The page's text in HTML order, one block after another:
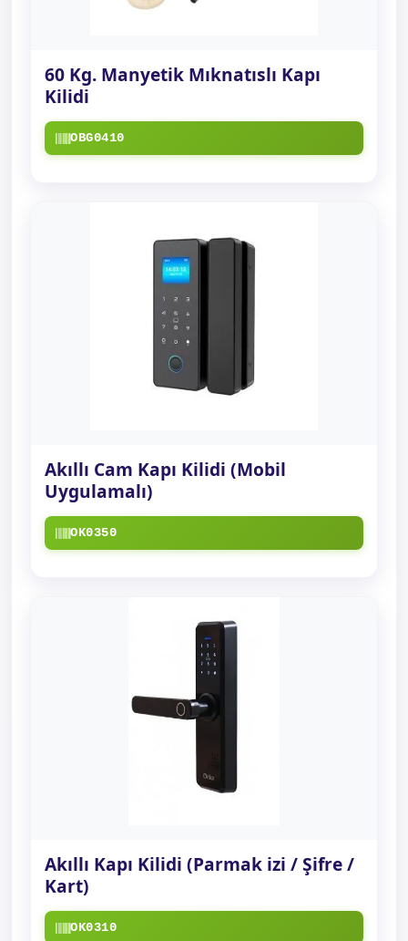
60 Kg. Manyetik Mıknatıslı Kapı
Kilidi
OBG0410
Akıllı Cam Kapı Kilidi (Mobil
Uygulamalı)
OK0350
Akıllı Kapı Kilidi (Parmak izi / Şifre /
Kart)
OK0310